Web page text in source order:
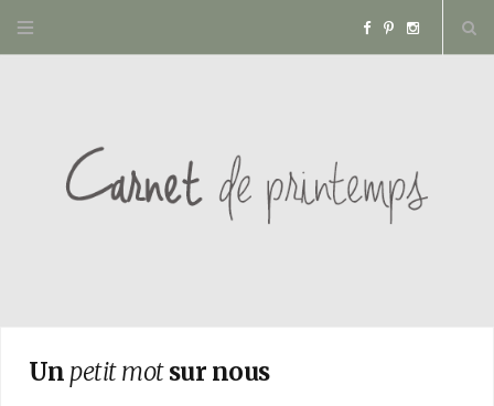
F
e
P
t
I
t
Un petit motsur nous